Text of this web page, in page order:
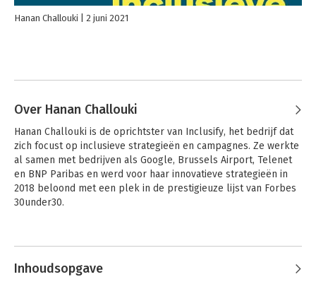
Hanan Challouki 2 juni 2021
Over Hanan Challouki
Hanan Challouki is de oprichtster van Inclusify, het bedrijf dat
zich focust op inclusieve strategieën en campagnes. Ze werkte
al samen met bedrijven als Google, Brussels Airport, Telenet
en BNP Paribas en werd voor haar innovatieve strategieën in
2018 beloond met een plek in de prestigieuze lijst van Forbes
30under30.
Andere boeken door Hanan
Challouki
Inhoudsopgave